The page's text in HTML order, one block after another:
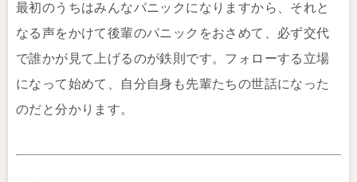
最初のうちはみんなパニックになりますから、それと
なる声をかけて後輩のパニックをおさめて、必ず交代
で誰かが見て上げるのが鉄則です。フォローする立場
になって始めて、自分自身も先輩たちの世話になった
のだと分かります。